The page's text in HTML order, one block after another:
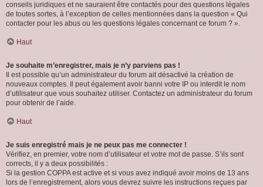
conseils juridiques et ne sauraient être contactés pour des questions légales
de toutes sortes, à l’exception de celles mentionnées dans la question « Qui
contacter pour les abus ou les questions légales concernant ce forum ? ».
Haut
Je souhaite m’enregistrer, mais je n’y parviens pas !
Il est possible qu’un administrateur du forum ait désactivé la création de
nouveaux comptes. Il peut également avoir banni votre IP ou interdit le nom
d’utilisateur que vous souhaitez utiliser. Contactez un administrateur du forum
pour obtenir de l’aide.
Haut
Je suis enregistré mais je ne peux pas me connecter !
Vérifiez, en premier, votre nom d’utilisateur et votre mot de passe. S’ils sont
corrects, il y a deux possibilités :
Si la gestion COPPA est active et si vous avez indiqué avoir moins de 13 ans
lors de l’enregistrement, alors vous devrez suivre les instructions reçues par